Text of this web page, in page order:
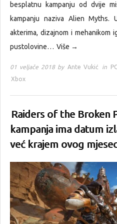
besplatnu kampanju od dvije
kampanju naziva Alien
akterima, dizajnom i mehanikom
pustolovine… Više →
01 veljače 2018 by Ante Vukić in PC
Xbox
Raiders of the Broken
kampanja ima datum
već krajem ovog